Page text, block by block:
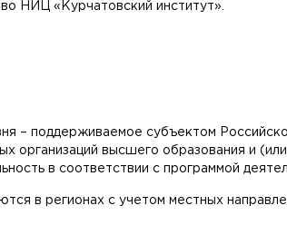
НИЦ «Курчатовский институт».
– поддерживаемое субъектом
организаций высшего образования и
в соответствии с программой
в регионах с учетом местных